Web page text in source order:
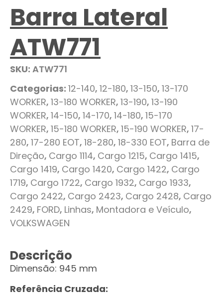
Barra Lateral
ATW771
SKU: ATW771
Categorias: 12-140, 12-180, 13-150, 13-170
WORKER, 13-180 WORKER, 13-190, 13-190
WORKER, 14-150, 14-170, 14-180, 15-170
WORKER, 15-180 WORKER, 15-190 WORKER, 17-
280, 17-280 EOT, 18-280, 18-330 EOT, Barra de
Direção, Cargo 1114, Cargo 1215, Cargo 1415,
Cargo 1419, Cargo 1420, Cargo 1422, Cargo
1719, Cargo 1722, Cargo 1932, Cargo 1933,
Cargo 2422, Cargo 2423, Cargo 2428, Cargo
2429, FORD, Linhas, Montadora e Veículo,
VOLKSWAGEN
Descrição
Dimensão: 945 mm
Referência Cruzada: